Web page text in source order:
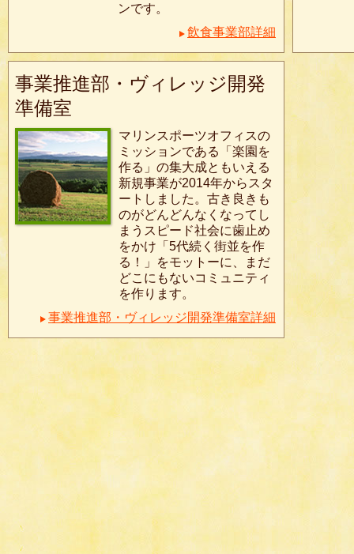
ンです。
飲食事業部詳細
事業推進部・ヴィレッジ開発
準備室
マリンスポーツオフィスの
ミッションである「楽園を
作る」の集大成ともいえる
新規事業が2014年からスタ
ートしました。古き良きも
のがどんどんなくなってし
まうスピード社会に歯止め
をかけ「5代続く街並を作
る！」をモットーに、まだ
どこにもないコミュニティ
を作ります。
事業推進部・ヴィレッジ開発準備室詳細